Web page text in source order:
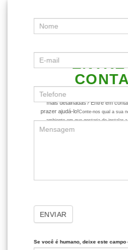
Ficou com alguma dúvida ou
mais detalhadas? Entre em
prazer ajudá-lo!Conte-nos qual a sua
ambiente em que gostaria de instalar
dicas mais assertivas sobre o
ENVIAR
Se você é humano, deixe este campo